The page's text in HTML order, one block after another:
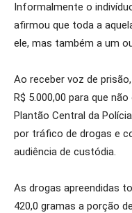
Informalmente o
afirmou que toda a
ele, mas também a um
Ao receber voz de
R$ 5.000,00 para que
Plantão Central da
por tráfico de drogas e
audiência de custódia.
As drogas apreendidas
420,0 gramas a porção